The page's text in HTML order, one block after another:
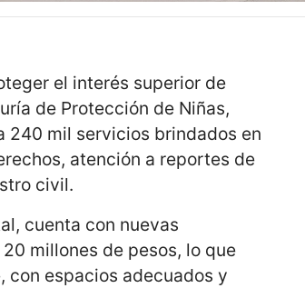
el interés superior de
de Protección de Niñas,
240 mil servicios brindados en
atención a reportes de
civil.
cuenta con nuevas
millones de pesos, lo que
espacios adecuados y